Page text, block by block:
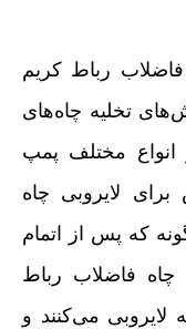
رباط کریم
تخلیه چاه‌های
انواع مختلف پمپ
لایروبی چاه
که پس از اتمام
چاه فاضلاب رباط
می‌کنند و